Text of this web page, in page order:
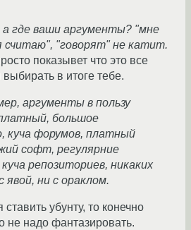
где ваши аргументы? "мне
считаю", "говорят" не катит.
показывет что это все
выбирать в итоге тебе.
аргументы в пользу
большое
куча форумов, платный
софт, регулярние
репозиториев, никаких
явой, ни с ораклом.
ставить убунту, то конечно
не надо фантазировать.